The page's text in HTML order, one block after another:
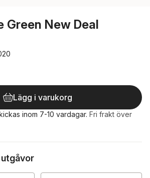
Green New Deal
Lägg i varukorg
inom 7-10 vardagar. Fri frakt över